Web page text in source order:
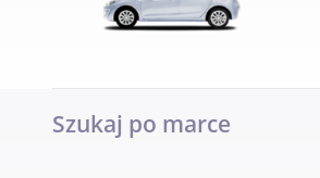
Szukaj po marce